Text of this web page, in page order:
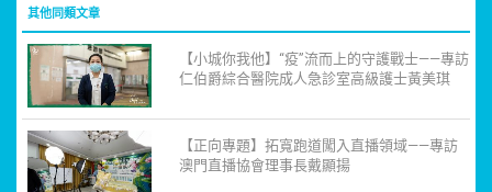
其他同類文章
【小城你我他】“疫”流而上的守護戰士——專訪
仁伯爵綜合醫院成人急診室高級護士黃美琪
【正向專題】拓寬跑道闖入直播領域——專訪
澳門直播協會理事長戴顯揚